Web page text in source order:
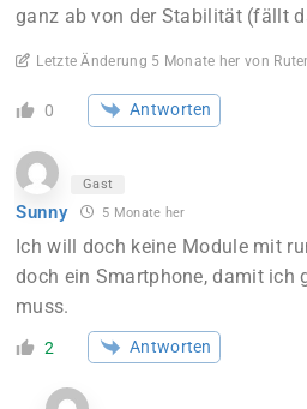
ganz ab von der Stabilität (fällt
Letzte Änderung 5 Monate her von
0 Antworten
Gast
Sunny 5 Monate her
Ich will doch keine Module mit
doch ein Smartphone, damit ich
muss.
2 Antworten